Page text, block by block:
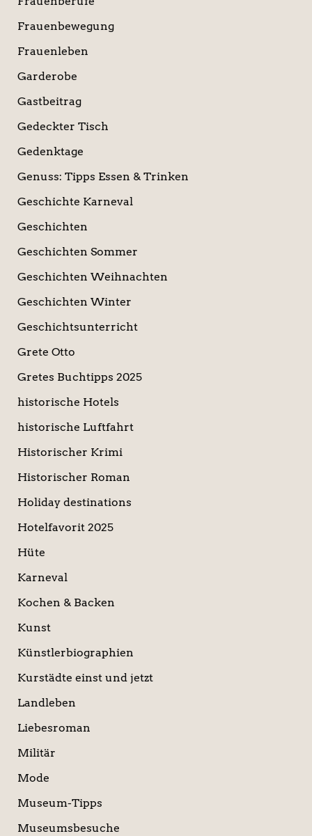
Frauenbewegung
Frauenleben
Garderobe
Gastbeitrag
Gedeckter Tisch
Gedenktage
Genuss: Tipps Essen & Trinken
Geschichte Karneval
Geschichten
Geschichten Sommer
Geschichten Weihnachten
Geschichten Winter
Geschichtsunterricht
Grete Otto
Gretes Buchtipps 2025
historische Hotels
historische Luftfahrt
Historischer Krimi
Historischer Roman
Holiday destinations
Hotelfavorit 2025
Hüte
Karneval
Kochen & Backen
Kunst
Künstlerbiographien
Kurstädte einst und jetzt
Landleben
Liebesroman
Militär
Mode
Museum-Tipps
Museumsbesuche